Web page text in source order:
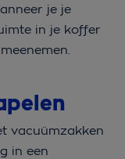
je je
in je koffer
vacuümzakken
in een